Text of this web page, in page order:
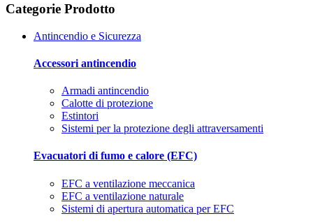
Categorie Prodotto
Antincendio e Sicurezza
Accessori antincendio
Armadi antincendio
Calotte di protezione
Estintori
Sistemi per la protezione degli attraversamenti
Evacuatori di fumo e calore (EFC)
EFC a ventilazione meccanica
EFC a ventilazione naturale
Sistemi di apertura automatica per EFC